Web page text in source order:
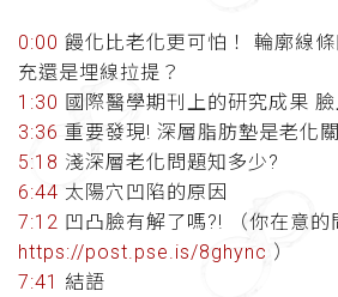
0:00 饅化比老化更可怕！ 輪廓線
充還是埋線拉提？
1:30 國際醫學期刊上的研究成果
3:36 重要發現! 深層脂肪墊是老化
5:18 淺深層老化問題知多少?
6:44 太陽穴凹陷的原因
7:12 凹凸臉有解了嗎?! （你在意的
https://post.pse.is/8ghync ）
7:41 結語